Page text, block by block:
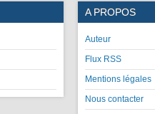
A PROPOS
Auteur
Flux RSS
Mentions légales
Nous contacter